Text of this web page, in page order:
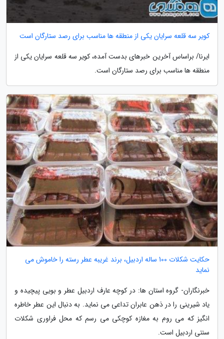
کویر سه قلعه سرایان یکی از منطقه ها مناسب برای رصد ستارگان است
ایرنا/ براساس آخرین خبرهای بدست آمده، کویر سه قلعه سرایان یکی از
منطقه ها مناسب برای رصد ستارگان است.
حکایت شکلات 100 ساله اردبیل، برند غریبه عطر رسته را خاموش می
نماید
خبرنگاران- گروه استان ها: در کوچه عارف اردبیل عطر و بویی پیچیده و
یاد شیرینی را در ذهن عابران تداعی می نماید. به دنبال این عطر خاطره
انگیز که می روم به مغازه کوچکی می رسم که محل فراوری شکلات
سنتی اردبیل است.